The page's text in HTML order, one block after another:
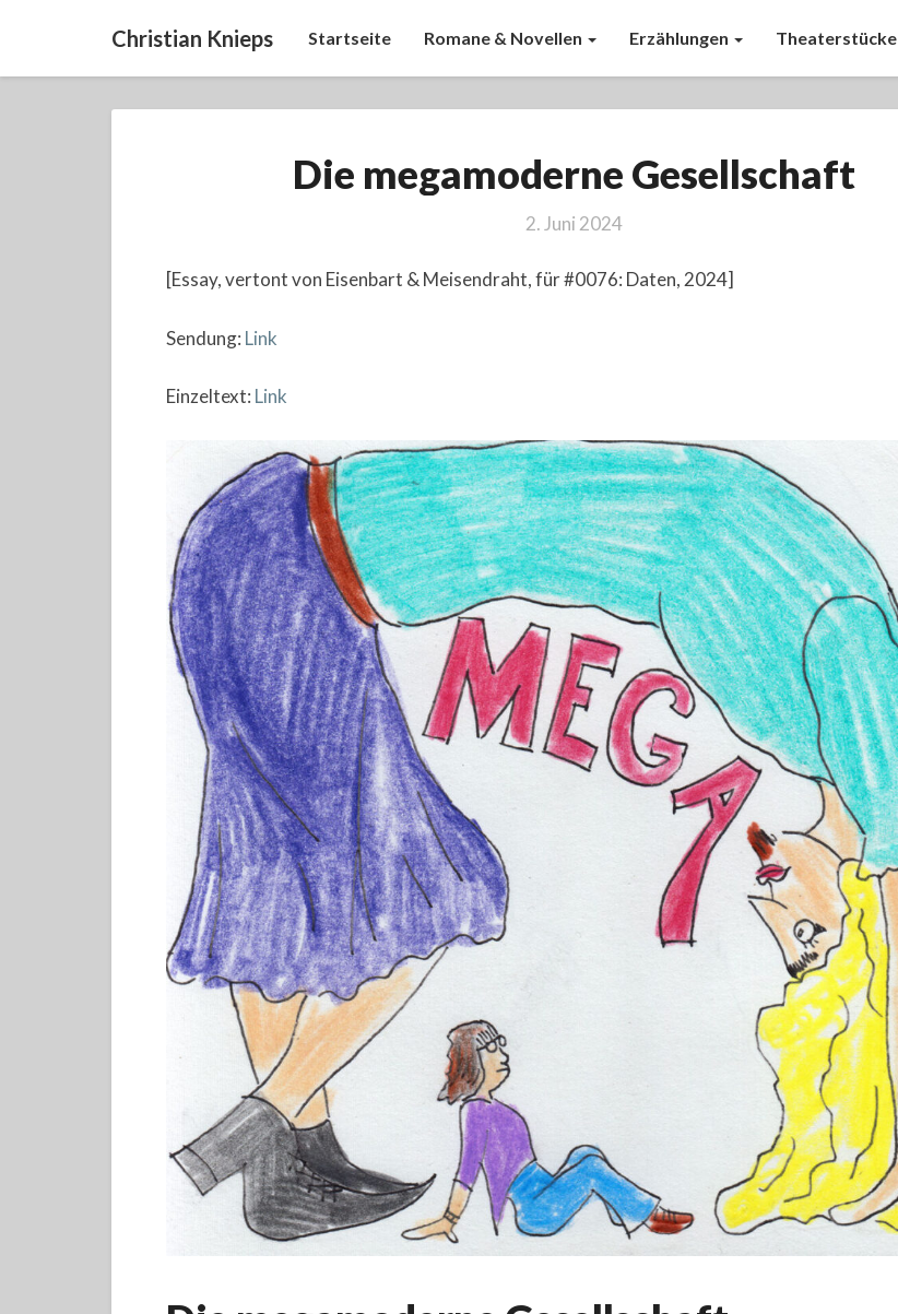
Christian Knieps Startseite Romane & Novellen Erzählungen Theaterstücke
megamoderne
Die megamoderne Gesellschaft
2. Juni 2024
[Essay, vertont von Eisenbart & Meisendraht, für #0076: Daten, 2024]
Sendung: Link
Einzeltext: Link